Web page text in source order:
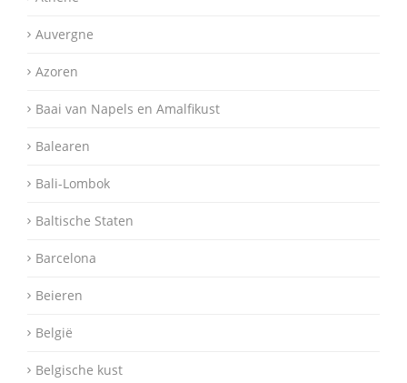
Auvergne
Azoren
Baai van Napels en Amalfikust
Balearen
Bali-Lombok
Baltische Staten
Barcelona
Beieren
België
Belgische kust